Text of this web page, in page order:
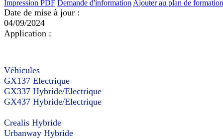
Impression PDF Demande d'information Ajouter au plan de formation
Date de mise à jour :
04/09/2024
Application :
Véhicules
GX137 Electrique
GX337 Hybride/Electrique
GX437 Hybride/Electrique
Crealis Hybride
Urbanway Hybride